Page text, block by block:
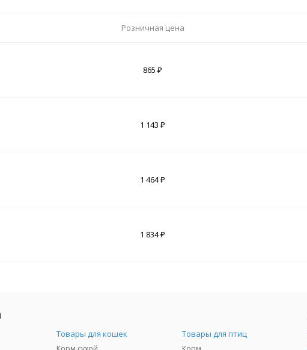
Розничная цена
865 ₽
1 143 ₽
1 464 ₽
1 834 ₽
Товары для кошек Товары для птиц